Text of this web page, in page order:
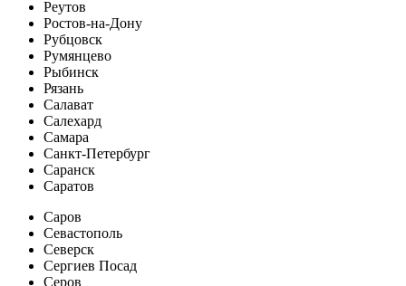
Реутов
Ростов-на-Дону
Рубцовск
Румянцево
Рыбинск
Рязань
Салават
Салехард
Самара
Санкт-Петербург
Саранск
Саратов
Саров
Севастополь
Северск
Сергиев Посад
Серов